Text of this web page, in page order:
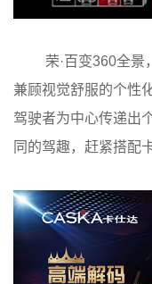
荣·百变360全景
兼顾视觉舒服的个性
驾驶者为中心传递出
同的驾趣，赶紧搭配